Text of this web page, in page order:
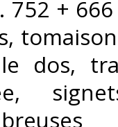
752 +
dos,